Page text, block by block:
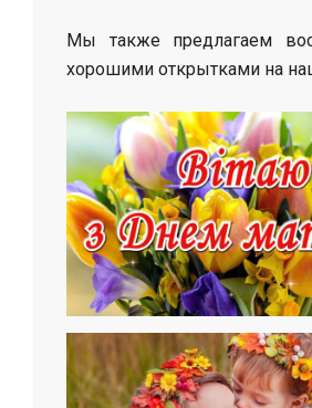
Мы также предлагаем
хорошими открытками на